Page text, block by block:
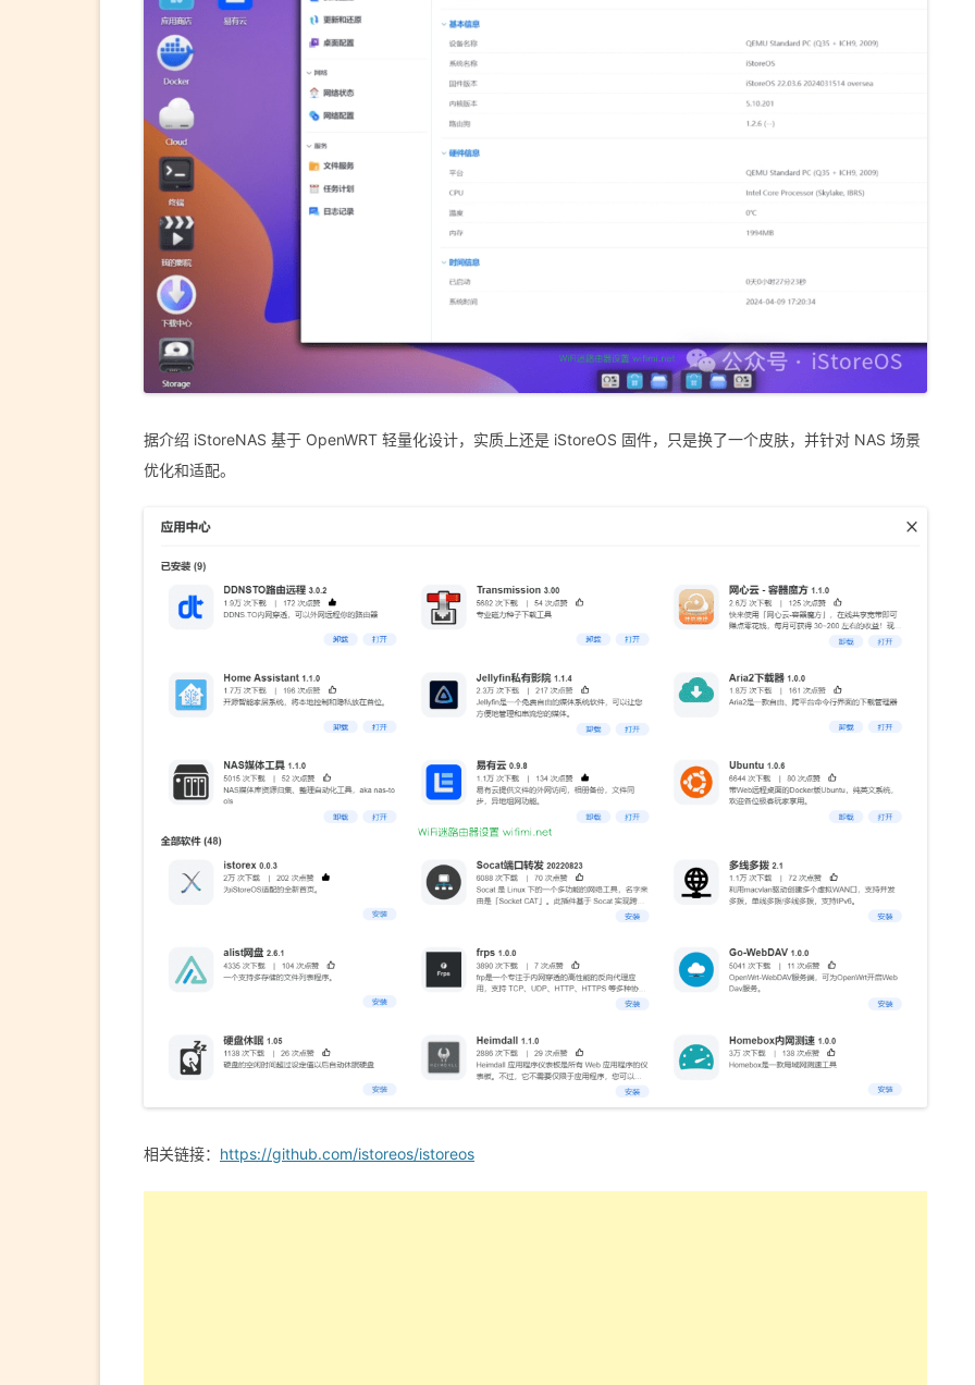
据介绍 iStoreNAS 基于 OpenWRT 轻量化设计，实质上还是 iStoreOS 固件，只是换了一个皮肤，并针对 NAS 场景
优化和适配。
相关链接： https://github.com/istoreos/istoreos